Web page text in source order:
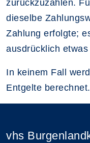
zurückzuzahlen.
dieselbe
Zahlung erfolgte;
ausdrücklich
In keinem Fall
Entgelte berechnet.
vhs